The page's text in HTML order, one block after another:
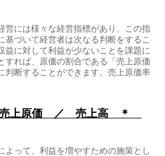
営には様々な経営指標があり、この指
基づいて経営者は次なる判断をするこ
益に対して利益が少ないことを課題に
すれば、原価の割合である「売上原価
判断することができます。売上原価率
上原価 ／ 売上高 ＊
よって、利益を増やすための施策とし